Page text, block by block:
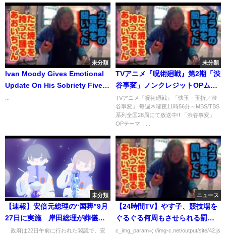
未分類
Ivan Moody Gives Emotional
Update On His Sobriety Five
未分類
TVアニメ『呪術廻戦』第2期「渋
谷事変」ノンクレジットOPムー
ビー／OPテーマ：King
Gnu「SPECIALZ」｜毎週木曜
夜11時56分～MBS/TBS系列全国
TVアニメ『呪術廻戦』「懐玉・玉折／渋
谷事変」 毎週木曜夜11時56分～MBS/TBS
系列全国28局にて放送中!! 「渋谷事変」
OPテーマ：...
未分類
【速報】安倍元総理の“国葬”9月
27日に実施 岸田総理が葬儀委
員長(2022年7月22日)
政府は22日午前に行われた閣議で、安
ニュース
【24時間TV】やす子、競技場を
ぐるぐる何周もさせられる罰ゲ
ーム
c_img_param=; //img-c.net/output/site/42.js